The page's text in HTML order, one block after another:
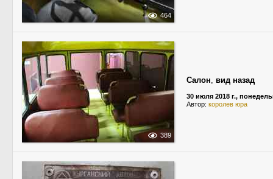
464
389
Салон, вид назад
30 июля 2018 г.,
Автор: королев юра